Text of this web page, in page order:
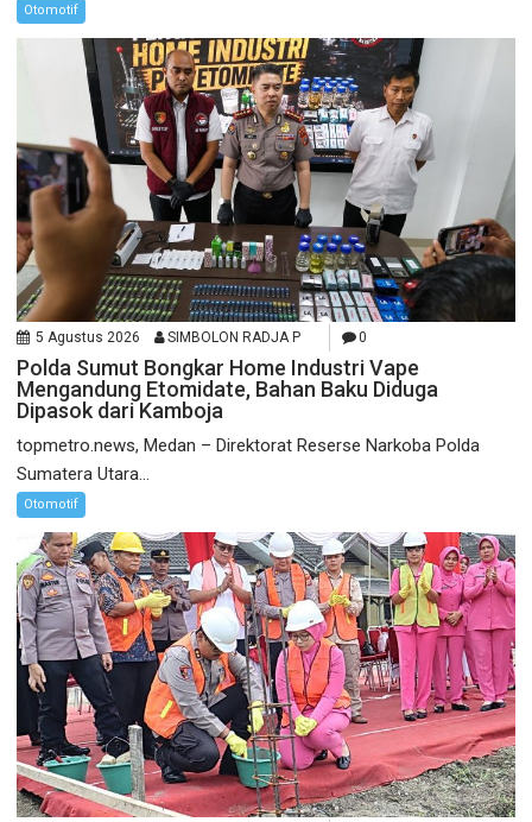
Otomotif
5 Agustus 2026 SIMBOLON RADJA P 0
Polda Sumut Bongkar Home Industri Vape
Mengandung Etomidate, Bahan Baku Diduga
Dipasok dari Kamboja
topmetro.news, Medan – Direktorat Reserse Narkoba Polda
Sumatera Utara...
Otomotif